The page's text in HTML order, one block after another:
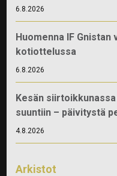
6.8.2026
Huomenna IF
kotiottelussa
6.8.2026
Kesän
suuntiin – päivitystä
4.8.2026
Arkistot